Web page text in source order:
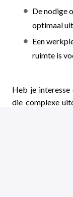
De nodige
optimaal
Een
ruimte is
Heb je
die complexe